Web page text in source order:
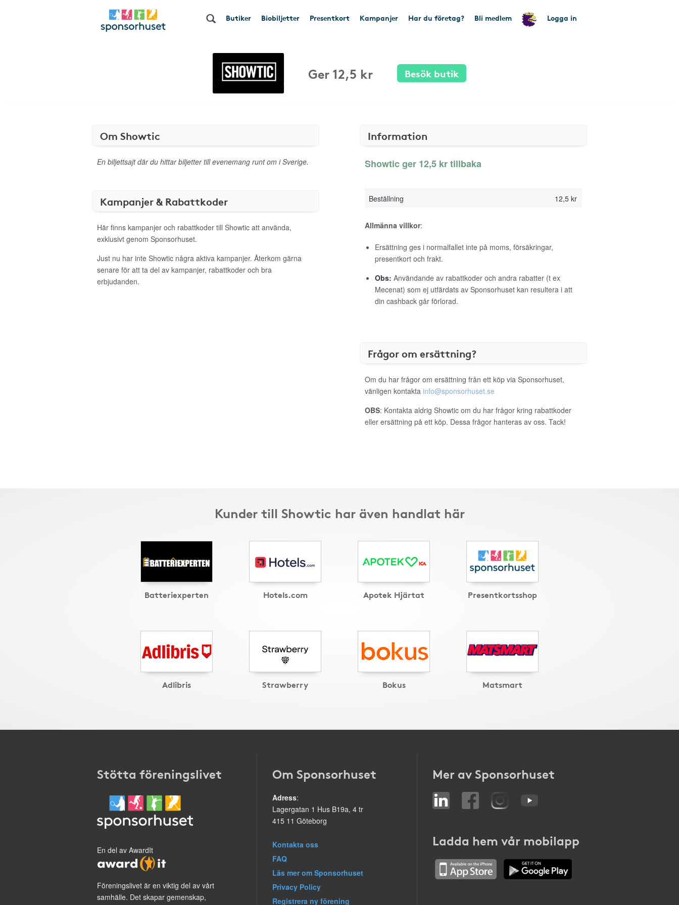
Butiker Biobiljetter Presentkort Kampanjer Har du företag? Bli medlem Logga in
Ger 12,5 kr Besök butik
Om Showtic
En biljettsajt där du hittar biljetter till evenemang runt om i Sverige.
Kampanjer & Rabattkoder
Här finns kampanjer och rabattkoder till Showtic att använda,
exklusivt genom Sponsorhuset.
Just nu har inte Showtic några aktiva kampanjer. Återkom gärna
senare för att ta del av kampanjer, rabattkoder och bra
erbjudanden.
Information
Showtic ger 12,5 kr tillbaka
Beställning 12,5 kr
Allmänna villkor:
Ersättning ges i normalfallet inte på moms, försäkringar,
presentkort och frakt.
Obs: Användande av rabattkoder och andra rabatter (t ex
Mecenat) som ej utfärdats av Sponsorhuset kan resultera i att
din cashback går förlorad.
Frågor om ersättning?
Om du har frågor om ersättning från ett köp via Sponsorhuset,
vänligen kontakta info@sponsorhuset.se
OBS: Kontakta aldrig Showtic om du har frågor kring rabattkoder
eller ersättning på ett köp. Dessa frågor hanteras av oss. Tack!
Kunder till Showtic har även handlat här
Batteriexperten Hotels.com Apotek Hjärtat Presentkortsshop
Adlibris Strawberry Bokus Matsmart
Stötta föreningslivet
En del av AwardIt
Föreningslivet är en viktig del av vårt
samhälle. Det skapar gemenskap,
Om Sponsorhuset
Adress:
Lagergatan 1 Hus B19a, 4 tr
415 11 Göteborg
Kontakta oss
FAQ
Läs mer om Sponsorhuset
Privacy Policy
Registrera ny förening
Mer av Sponsorhuset
Ladda hem vår mobilapp